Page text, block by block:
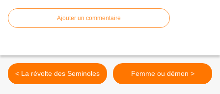
Ajouter un commentaire
< La révolte des Seminoles Femme ou démon >